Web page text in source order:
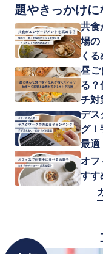
題やきっかけに
共食
場の
くる
昼
る
チ対
デス
グ！
最適
オフ
すす